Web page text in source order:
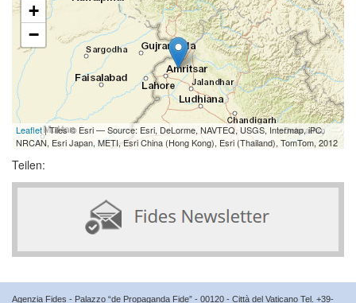
+
−
Leaflet| Tiles © Esri — Source: Esri, DeLorme, NAVTEQ, USGS, Intermap, iPC,
NRCAN, Esri Japan, METI, Esri China (Hong Kong), Esri (Thailand), TomTom, 2012
Teilen:
Agenzia Fides - Palazzo “de Propaganda Fide” - 00120 - Città del Vaticano Tel. +39-